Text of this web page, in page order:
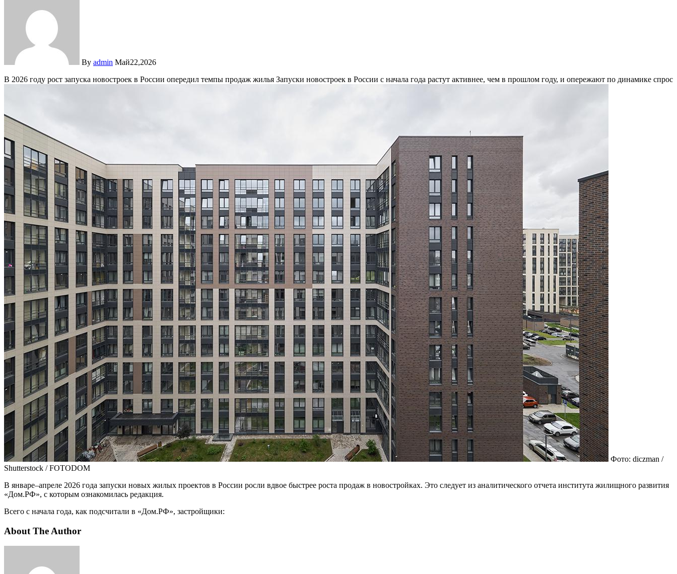
By admin Май22,2026
В 2026 году рост запуска новостроек в России опередил темпы продаж жилья Запуски новостроек в России с начала года растут активнее, чем в прошлом году, и опережают по динамике спрос
Фото: diczman /
Shutterstock / FOTODOM
В январе–апреле 2026 года запуски новых жилых проектов в России росли вдвое быстрее роста продаж в новостройках. Это следует из аналитического отчета института жилищного развития
«Дом.РФ», с которым ознакомилась редакция.
Всего с начала года, как подсчитали в «Дом.РФ», застройщики:
About The Author